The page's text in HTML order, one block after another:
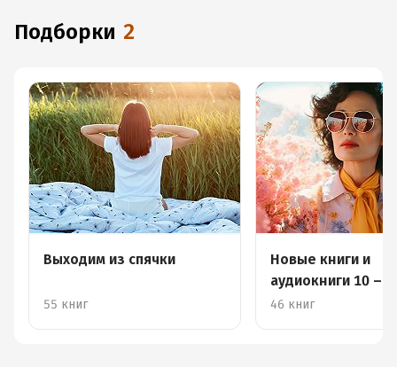
Подборки 2
Выходим из спячки
55 книг
Новые книги и
аудиокниги 10 –
46 книг